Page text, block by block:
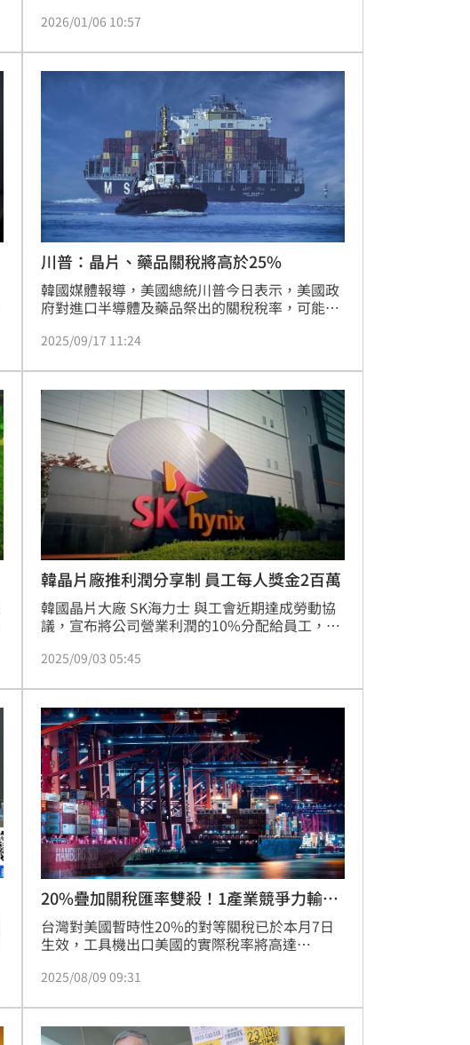
（Walmart）或百思買（Best Buy）等競爭對
勢，主要歸功於其獨特的商業模式，包括採取
「大量採購」策略壓低成本、推出市場獨家的
「特規型號」，以及仰賴鉅額的「會員費」作為
主要獲利來源，使其均能以極具競爭力的價格回
2026/01/06 10:57
川普：晶片、藥品關稅將高於25%
韓國媒體報導，美國總統川普今日表示，美國政
府對進口半導體及藥品祭出的關稅稅率，可能會
業者的「利潤空間更大」。
2025/09/17 11:24
韓晶片廠推利潤分享制 員工每人獎金2百萬
韓國晶片大廠 SK海力士 與工會近期達成勞動協
議，宣布將公司營業利潤的10%分配給員工，作
獲得 高達1億韓元（約新台幣220萬元） 的獎
烈震撼。消息一出，韓國員工匿名社群平台
Blind 上隨即掀起熱烈討論，不少員工戲稱要
「效忠公司」、「願意奉獻一切」，新進員工則
驚訝直呼，是透過同事轉述才得知這項優渥獎
勵。
2025/09/03 05:45
20%疊加關稅匯率雙殺！1產業競爭力輸日
韓
台灣對美國暫時性20%的對等關稅已於本月7日
生效，工具機出口美國的實際稅率將高達
點。台中工具機業者憂心，價格劣勢將削弱市場
率侵蝕，經營壓力驟增。
2025/08/09 09:31